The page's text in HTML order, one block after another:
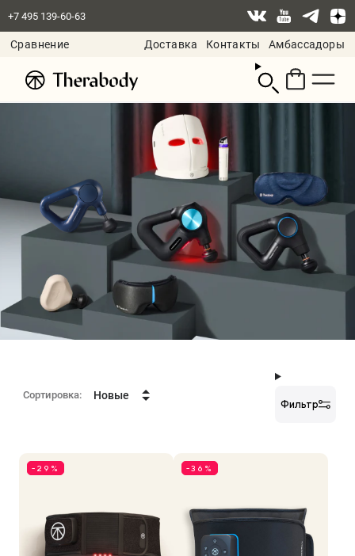
+7 495 139-60-63
Сравнение Доставка Контакты
Амбассадоры
Смотреть
корзину
Сортировка: Новые
Фильтр
-29% -36%